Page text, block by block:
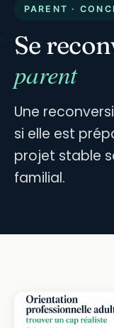
PARENT ·
Se
parent
Une
si elle est
projet stable
familial.